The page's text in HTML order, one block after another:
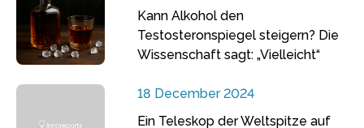
Kann Alkohol den
Testosteronspiegel steigern? Die
Wissenschaft sagt: „Vielleicht“
18 December 2024
Ein Teleskop der Weltspitze auf